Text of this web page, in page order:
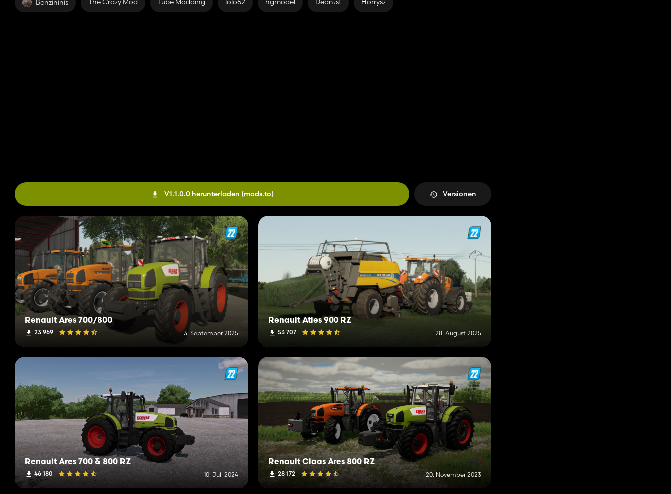
Benzininis The Crazy Mod Tube Modding lolo62 hgmodel Deanzst Horrysz
V1.1.0.0 herunterladen (mods.to) Versionen
Renault Ares 700/800
23 969 3. September 2025
Renault Atles 900 RZ
53 707 28. August 2025
Renault Ares 700 & 800 RZ
46 180 10. Juli 2024
Renault Claas Ares 800 RZ
28 172 20. November 2023